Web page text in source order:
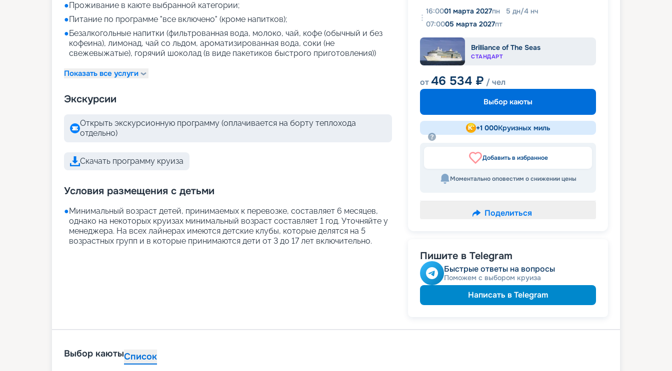
●Проживание в каюте выбранной категории;
●Питание по программе "все включено" (кроме напитков);
●Безалкогольные напитки (фильтрованная вода, молоко, чай, кофе (обычный и без
кофеина), лимонад, чай со льдом, ароматизированная вода, соки (не
свежевыжатые), горячий шоколад (в виде пакетиков быстрого приготовления))
Показать все услуги
Экскурсии
Открыть экскурсионную программу (оплачивается на борту теплохода
отдельно)
Скачать программу круиза
Условия размещения с детьми
●Минимальный возраст детей, принимаемых к перевозке, составляет 6 месяцев,
однако на некоторых круизах минимальный возраст составляет 1 год. Уточняйте у
менеджера. На всех лайнерах имеются детские клубы, которые делятся на 5
возрастных групп и в которые принимаются дети от 3 до 17 лет включительно.
16:0001 марта 2027пн 5 дн/4 нч
07:0005 марта 2027пт
Brilliance of The Seas
СТАНДАРТ
от46 534 ₽ / чел
Выбор каюты
+1 000Круизных миль
Добавить в избранное
Моментально оповестим о снижении цены
Поделиться
Пишите в Telegram
Быстрые ответы на вопросы
Поможем с выбором круиза
Написать в Telegram
Выбор каютыСписок